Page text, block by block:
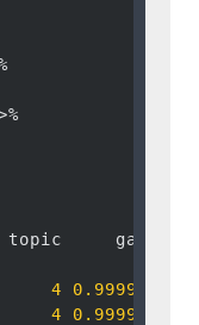
gamma
4
0.9999650
4
0.9999594